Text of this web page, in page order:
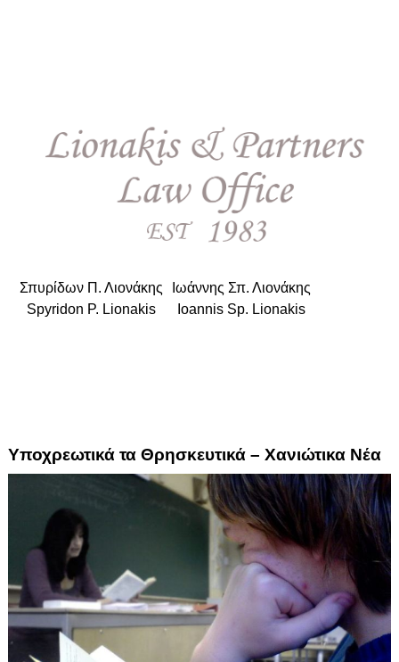
Σπυρίδων Π. Λιονάκης
Ιωάννης Σπ. Λιονάκης
Spyridon P. Lionakis
Ioannis Sp. Lionakis
Υποχρεωτικά τα Θρησκευτικά – Χανιώτικα Νέα